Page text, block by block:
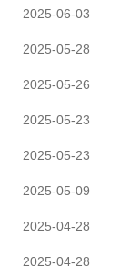
2025-06-03
2025-05-28
2025-05-26
2025-05-23
2025-05-23
2025-05-09
2025-04-28
2025-04-28